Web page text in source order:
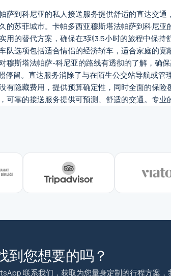
萨到科尼亚的私人接送服务提供舒适的直达交
的苏菲城市。卡帕多西亚穆斯塔法帕萨到科尼
用的替代方案，确保在3到3.5小时的旅程中保
队选项包括适合情侣的经济轿车，适合家庭的
穆斯塔法帕萨-科尼亚的路线有透彻的了解，确
留。直达服务消除了与在陌生公交站导航或管
有隐藏费用，提供预算确定性，同时全面的保
可靠的接送服务提供可预测、舒适的交通。专
到您想要的吗？
联系我们，获取为您量身定制的行程方案，